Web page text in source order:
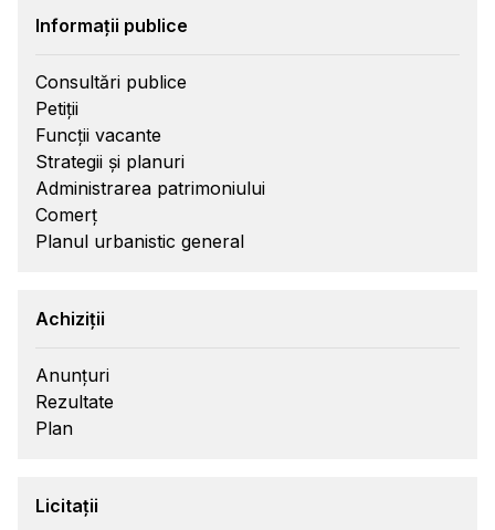
Informații publice
Consultări publice
Petiții
Funcții vacante
Strategii și planuri
Administrarea patrimoniului
Comerț
Planul urbanistic general
Achiziții
Anunțuri
Rezultate
Plan
Licitații